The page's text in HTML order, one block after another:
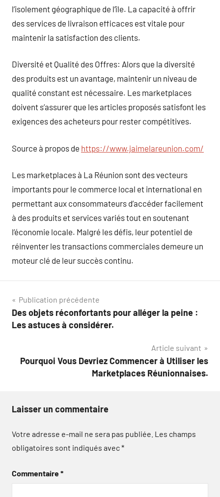
l’isolement géographique de l’île. La capacité à offrir
des services de livraison efficaces est vitale pour
maintenir la satisfaction des clients.
Diversité et Qualité des Offres: Alors que la diversité
des produits est un avantage, maintenir un niveau de
qualité constant est nécessaire. Les marketplaces
doivent s’assurer que les articles proposés satisfont les
exigences des acheteurs pour rester compétitives.
Source à propos de https://www.jaimelareunion.com/
Les marketplaces à La Réunion sont des vecteurs
importants pour le commerce local et international en
permettant aux consommateurs d’accéder facilement
à des produits et services variés tout en soutenant
l’économie locale. Malgré les défis, leur potentiel de
réinventer les transactions commerciales demeure un
moteur clé de leur succès continu.
Navigation
de
Publication précédente
Des objets réconfortants pour alléger la peine :
Les astuces à considérer.
Article suivant
Pourquoi Vous Devriez Commencer à Utiliser les
Marketplaces Réunionnaises.
Laisser un commentaire
Votre adresse e-mail ne sera pas publiée. Les champs
obligatoires sont indiqués avec*
Commentaire*